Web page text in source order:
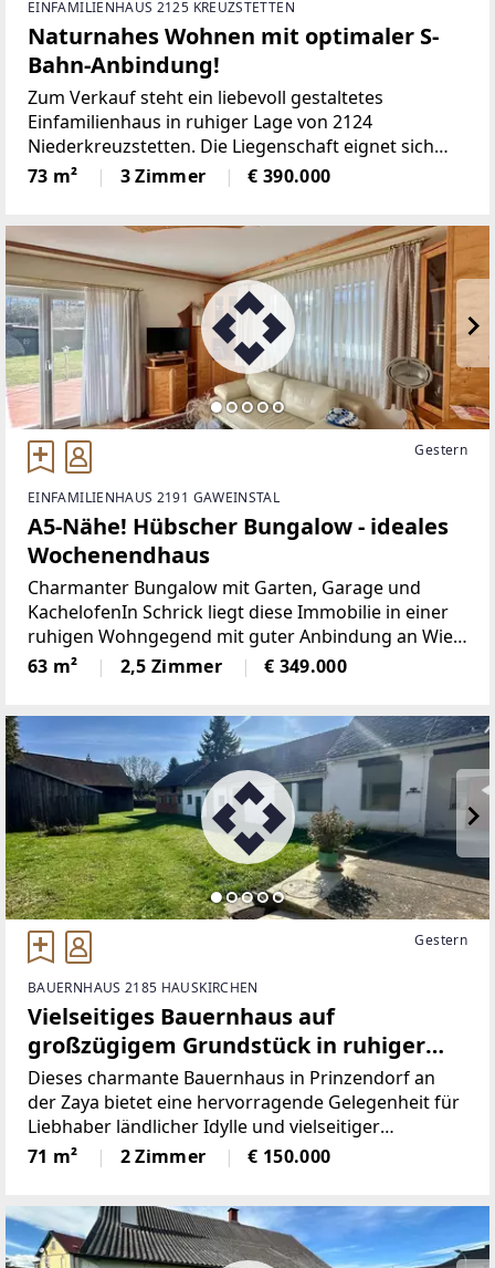
EINFAMILIENHAUS 2125 KREUZSTETTEN
Naturnahes Wohnen mit optimaler S-
Bahn-Anbindung!
Zum Verkauf steht ein liebevoll gestaltetes
Einfamilienhaus in ruhiger Lage von 2124
Niederkreuzstetten. Die Liegenschaft eignet sich
ideal für Menschen, die Natur, Ruhe und ein
Zuhause mit besonderer Atmosphäre schätzen.Das
73 m² 3 Zimmer € 390.000
Gestern
EINFAMILIENHAUS 2191 GAWEINSTAL
A5-Nähe! Hübscher Bungalow - ideales
Wochenendhaus
Charmanter Bungalow mit Garten, Garage und
KachelofenIn Schrick liegt diese Immobilie in einer
ruhigen Wohngegend mit guter Anbindung an Wien
und Umgebung. In unmittelbarer Nähe finden Sie
die Anbindung an die A5 Nordautobahn. Die
63 m² 2,5 Zimmer € 349.000
Gestern
BAUERNHAUS 2185 HAUSKIRCHEN
Vielseitiges Bauernhaus auf
großzügigem Grundstück in ruhiger
Lage
Dieses charmante Bauernhaus in Prinzendorf an
der Zaya bietet eine hervorragende Gelegenheit für
Liebhaber ländlicher Idylle und vielseitiger
Nutzungsmöglichkeiten. Auf einem großzügigen
Grundstück von ca. 1.726 m² gelegen, vereint die
71 m² 2 Zimmer € 150.000